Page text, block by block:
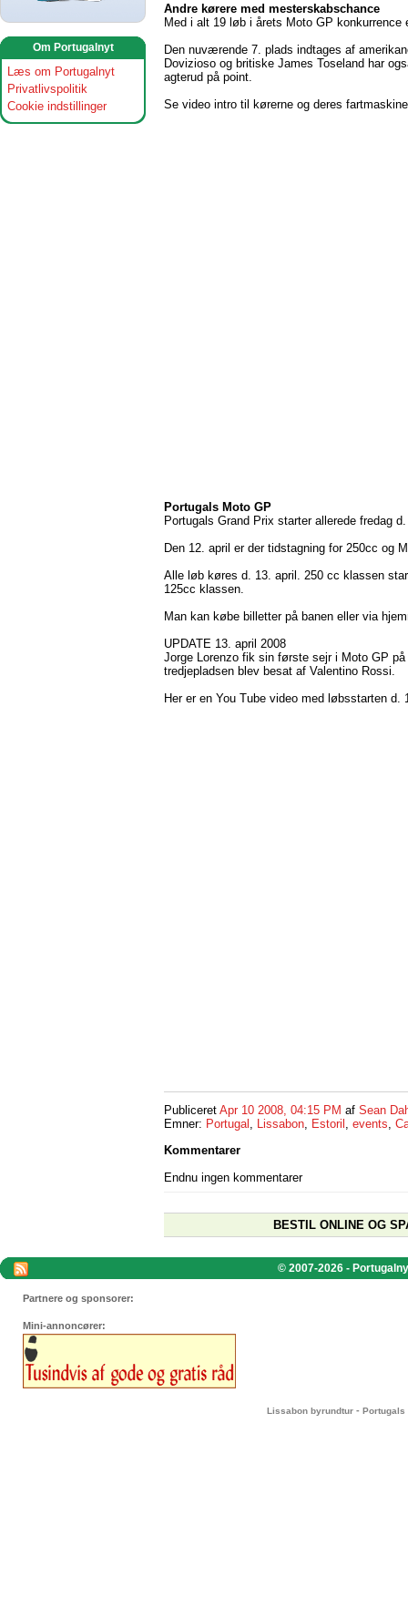
Om Portugalnyt
Læs om Portugalnyt
Privatlivspolitik
Cookie indstillinger
Andre kørere med mesterskabschance
Med i alt 19 løb i årets Moto GP
Den nuværende 7. plads indtages af
Dovizioso og britiske James Toseland har
agterud på point.
Se video intro til kørerne og deres
Portugals Moto GP
Portugals Grand Prix starter allerede fredag
Den 12. april er der tidstagning for 250cc og
Alle løb køres d. 13. april. 250 cc klassen
125cc klassen.
Man kan købe billetter på banen eller via
UPDATE 13. april 2008
Jorge Lorenzo fik sin første sejr i Moto GP
tredjepladsen blev besat af Valentino Rossi.
Her er en You Tube video med løbsstarten d.
Publiceret Apr 10 2008, 04:15 PM af Sean
Emner: Portugal , Lissabon, Estoril , events,
Kommentarer
Endnu ingen kommentarer
BESTIL ONLINE OG
© 2007-2026 -
Partnere og sponsorer:
Mini-annoncører:
Lissabon byrundtur - Portugals